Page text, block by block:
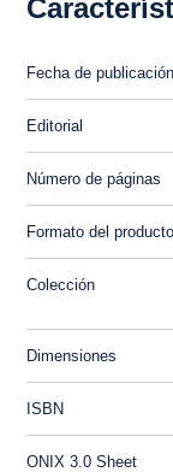
Fecha de publicación
Editorial
Número de páginas
Formato del producto
Colección
Dimensiones
ISBN
ONIX 3.0 Sheet